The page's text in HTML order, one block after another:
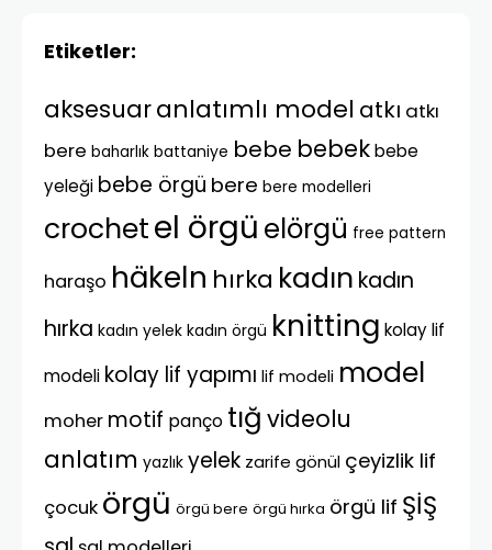
Etiketler:
aksesuaranlatımlı model atkı atkı
bere baharlık battaniye bebe bebekbebe
yeleği bebe örgü bere bere modelleri
crochetel örgü elörgü free pattern
haraşo häkeln hırka kadın kadın
hırka kadın yelek kadın örgü knitting kolay lif
modeli kolay lif yapımı lif modeli model
moher motif panço tığ videolu
anlatım yazlık yelek zarife gönül çeyizlik lif
çocuk örgü örgü bere örgü hırka örgü lif ŞİŞ